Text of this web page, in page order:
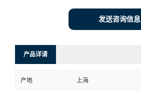
发送咨询信息
产品详请
产地 上海